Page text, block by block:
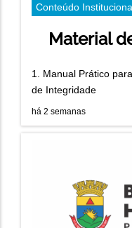
Conteúdo
Material
1. Manual Prático
de Integridade
há 2 semanas